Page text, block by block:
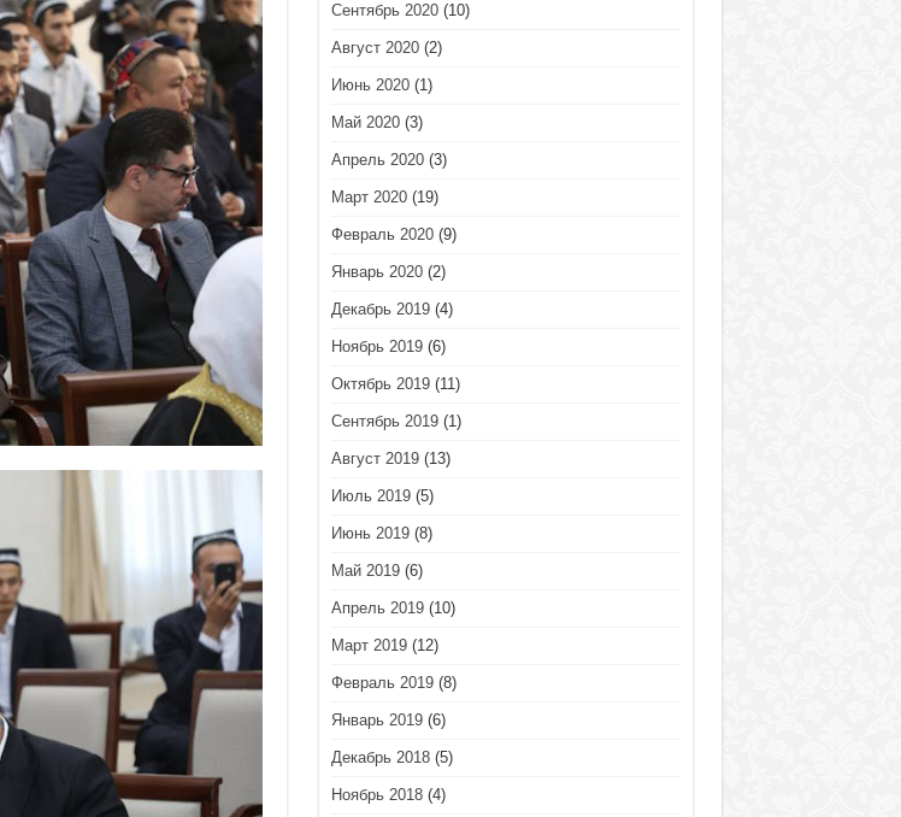
Сентябрь 2020(10)
Август 2020(2)
Июнь 2020(1)
Май 2020(3)
Апрель 2020(3)
Март 2020(19)
Февраль 2020(9)
Январь 2020(2)
Декабрь 2019(4)
Ноябрь 2019(6)
Октябрь 2019(11)
Сентябрь 2019(1)
Август 2019(13)
Июль 2019(5)
Июнь 2019(8)
Май 2019(6)
Апрель 2019(10)
Март 2019(12)
Февраль 2019(8)
Январь 2019(6)
Декабрь 2018(5)
Ноябрь 2018(4)